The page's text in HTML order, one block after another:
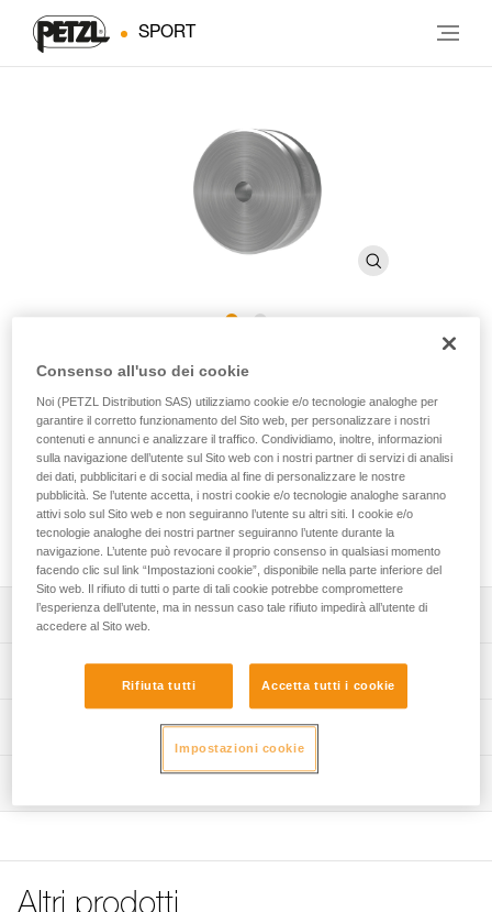
SPORT
Puleggia SIMPLE
Puleggia per discensore da speleologia SIMPLE
La puleggia sostitutiva consente di prolungare la durata di
vita dei discensori SIMPLE. È compatibile con la puleggia
superiore e inferiore del discensore SIMPLE (D004AA00) e
soltanto la puleggia inferiore del discensore SIMPLE (D04).
Descrizione
Consente di prolungare la durata di vita dei discensori
Compatibile con la puleggia superiore o inferiore del
speleologia SIMPLE commercializzato tra il 2013 e il 2019
Specifiche tecniche
Garanzia : 3 anni
Informazioni tecniche
Consenso all'uso dei cookie
Noi (PETZL Distribution SAS) utilizziamo cookie e/o tecnologie analoghe per
garantire il corretto funzionamento del Sito web, per personalizzare i nostri
contenuti e annunci e analizzare il traffico. Condividiamo, inoltre, informazioni
sulla navigazione dell’utente sul Sito web con i nostri partner di servizi di analisi
dei dati, pubblicitari e di social media al fine di personalizzare le nostre
pubblicità. Se l’utente accetta, i nostri cookie e/o tecnologie analoghe saranno
attivi solo sul Sito web e non seguiranno l’utente su altri siti. I cookie e/o
tecnologie analoghe dei nostri partner seguiranno l’utente durante la
navigazione. L’utente può revocare il proprio consenso in qualsiasi momento
facendo clic sul link “Impostazioni cookie”, disponibile nella parte inferiore del
Sito web. Il rifiuto di tutti o parte di tali cookie potrebbe compromettere
l’esperienza dell’utente, ma in nessun caso tale rifiuto impedirà all’utente di
accedere al Sito web.
Rifiuta tutti Accetta tutti i cookie
Impostazioni cookie